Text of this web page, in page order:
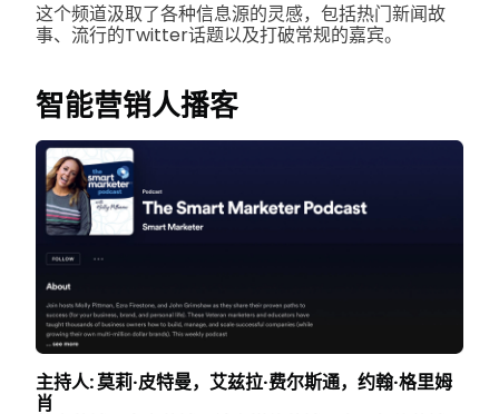
这个频道汲取了各种信息源的灵感，包括热门新闻故
事、流行的Twitter话题以及打破常规的嘉宾。
智能营销人播客
主持人: 莫莉·皮特曼，艾兹拉·费尔斯通，约翰·格里姆
肖